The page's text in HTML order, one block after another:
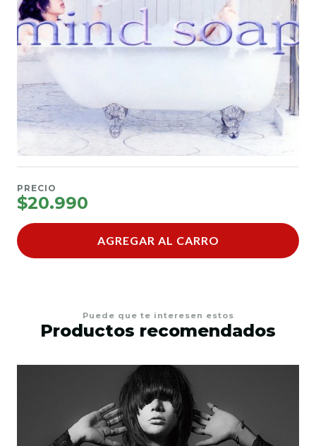
PRECIO
$20.990
AGREGAR AL CARRO
Puede que te interesen estos
Productos recomendados